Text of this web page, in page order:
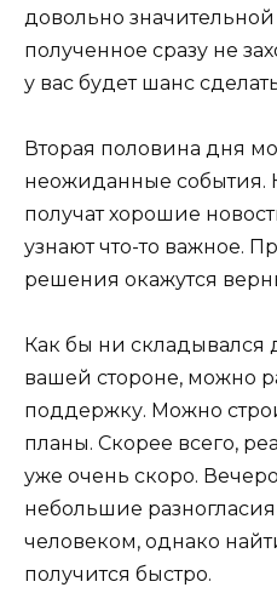
довольно
полученное сразу не
у вас будет шанс
Вторая половина дня
неожиданные события.
получат хорошие
узнают что-то важное.
решения окажутся
Как бы ни складывался
вашей стороне, можно
поддержку. Можно
планы. Скорее всего,
уже очень скоро.
небольшие
человеком, однако
получится быстро.